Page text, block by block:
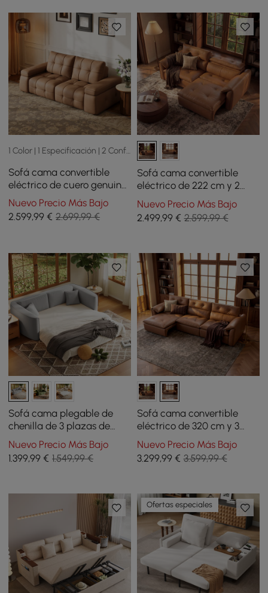
1 Color | 1 Especificación | 2 Configuración
Sofá cama convertible
eléctrico de cuero genuino
de 2 plazas de 243cm con
reposabrazos ajustables
Nuevo Precio Más Bajo
2.599,99 € 2.699,99 €
Sofá cama convertible
eléctrico de 222 cm y 2
plazas de cuero auténtico
con reposacabezas
ajustables
Nuevo Precio Más Bajo
2.499,99€ 2.599,99 €
Sofá cama plegable de
chenilla de 3 plazas de
204cm con funda extraíble
Nuevo Precio Más Bajo
1.399,99 € 1.549,99 €
Sofá cama convertible
eléctrico de 320 cm y 3
plazas de cuero genuino
con reposacabezas
ajustables
Nuevo Precio Más Bajo
3.299,99€ 3.599,99 €
Ofertas especiales